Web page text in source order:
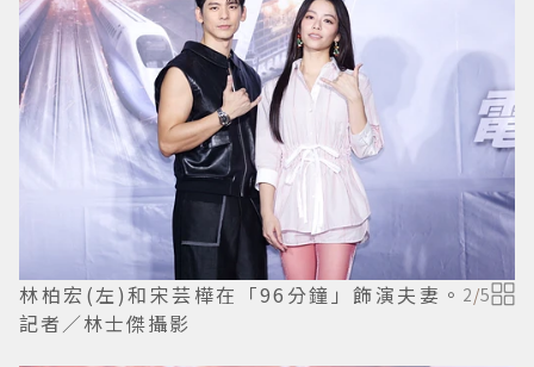
林柏宏(左)和宋芸樺在「96分鐘」飾演夫妻。
記者／林士傑攝影
2/5